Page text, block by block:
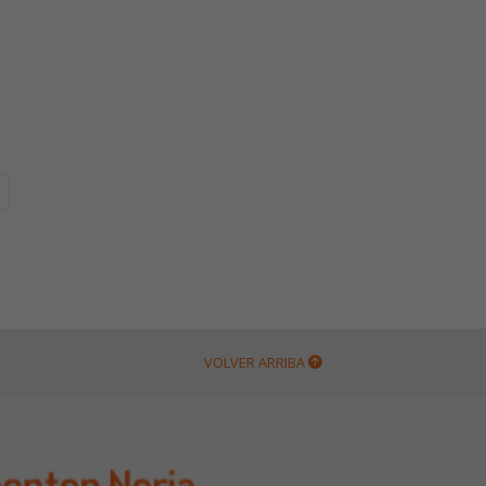
VOLVER ARRIBA